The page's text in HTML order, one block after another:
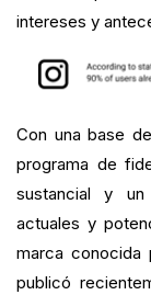
intereses y
Con una base
programa de
sustancial y
actuales y
marca
publicó